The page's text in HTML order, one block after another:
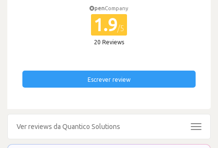
penCompany
1.9/5
20 Reviews
Escrever review
Ver reviews da Quantico Solutions
Toggle